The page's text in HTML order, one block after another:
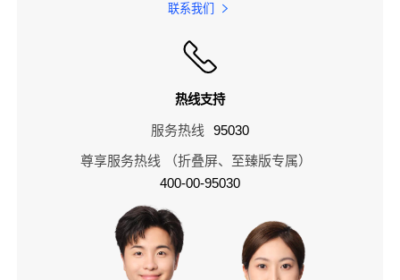
联系我们
热线支持
服务热线
95030
尊享服务热线 （折叠屏、至臻版专属）
400-00-95030